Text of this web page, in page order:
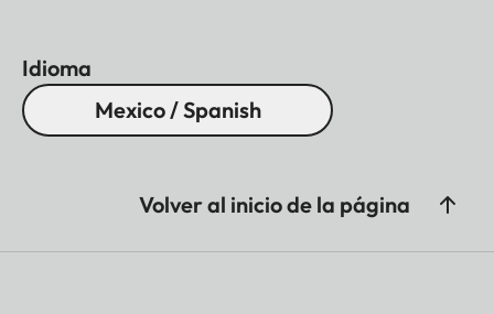
Idioma
Mexico / Spanish
Volver al inicio de la página